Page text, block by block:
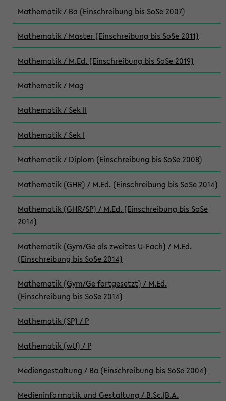
Mathematik / Ba (Einschreibung bis SoSe 2007)
Mathematik / Master (Einschreibung bis SoSe 2011)
Mathematik / M.Ed. (Einschreibung bis SoSe 2019)
Mathematik / Mag
Mathematik / Sek II
Mathematik / Sek I
Mathematik / Diplom (Einschreibung bis SoSe 2008)
Mathematik (GHR) / M.Ed. (Einschreibung bis SoSe 2014)
Mathematik (GHR/SP) / M.Ed. (Einschreibung bis SoSe
2014)
Mathematik (Gym/Ge als zweites U-Fach) / M.Ed.
(Einschreibung bis SoSe 2014)
Mathematik (Gym/Ge fortgesetzt) / M.Ed.
(Einschreibung bis SoSe 2014)
Mathematik (SP) / P
Mathematik (wU) / P
Mediengestaltung / Ba (Einschreibung bis SoSe 2004)
Medieninformatik und Gestaltung / B.Sc.|B.A.